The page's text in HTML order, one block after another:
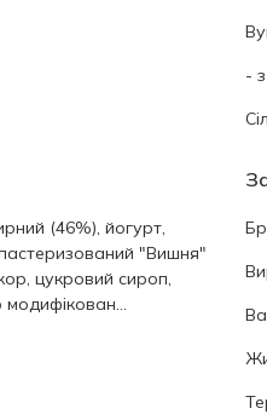
-
(46%), йогурт,
"Вишня"
цукровий сироп,
модифікован...